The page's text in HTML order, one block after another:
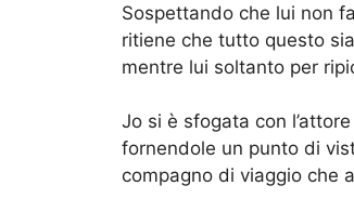
Sospettando che lui non
ritiene che tutto questo
mentre lui soltanto per
Jo si è sfogata con l’attore
fornendole un punto di
compagno di viaggio che